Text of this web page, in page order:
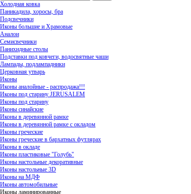
Холодная ковка
Паникадила, хоросы, бра
Подсвечники
Иконы большие и Храмовые
Аналои
Семисвечники
Панихидные столы
Подставки под ковчеги, водосвятные чаши
Лампады, подлампадники
Церковная утварь
Иконы
Иконы аналойные - распродажа!!!
Иконы под старину JERUSALEM
Иконы под старину
Иконы синайские
Иконы в деревянной рамке
Иконы в деревянной рамке с окладом
Иконы греческие
Иконы греческие в бархатных футлярах
Иконы в окладе
Иконы пластиковые "Голубь"
Иконы настольные декоративные
Иконы настольные 3D
Иконы на МДФ
Иконы автомобильные
Иконы ламинированные